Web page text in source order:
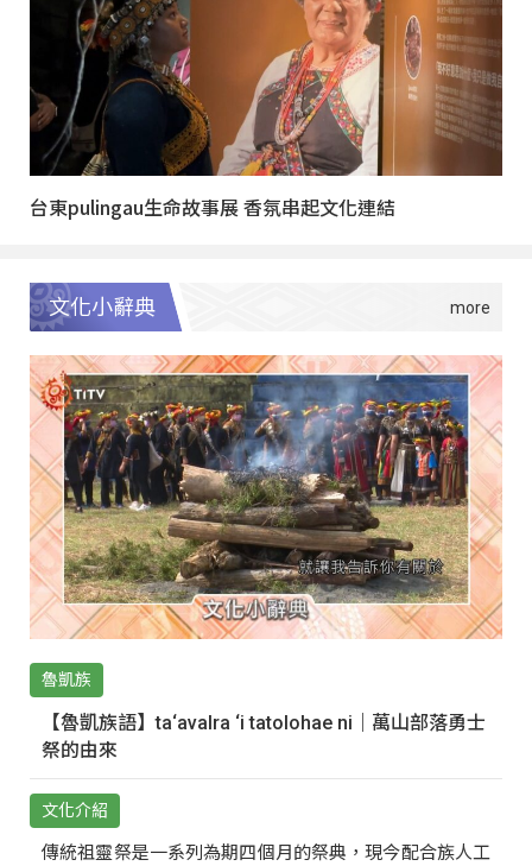
台東pulingau生命故事展 香氛串起文化連結
文化小辭典
魯凱族
【魯凱族語】ta‘avalra ‘i tatolohae ni｜萬山部落勇士
祭的由來
文化介紹
傳統祖靈祭是一系列為期四個月的祭典，現今配合族人工